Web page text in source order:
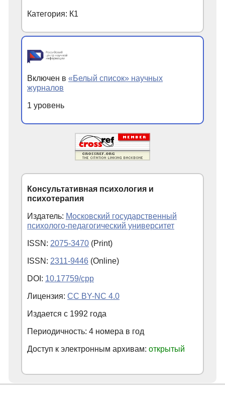
Категория: К1
Включен в «Белый список» научных
журналов
1 уровень
Консультативная психология и
психотерапия
Издатель: Московский государственный
психолого-педагогический университет
ISSN: 2075-3470 (Print)
ISSN: 2311-9446 (Online)
DOI: 10.17759/cpp
Лицензия: CC BY-NC 4.0
Издается с 1992 года
Периодичность: 4 номера в год
Доступ к электронным архивам: открытый